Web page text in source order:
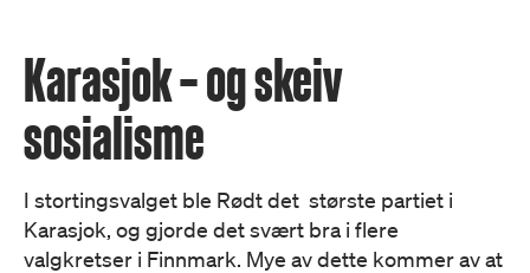
Karasjok – og skeiv
sosialisme
I stortingsvalget ble Rødt det største partiet i
Karasjok, og gjorde det svært bra i flere
valgkretser i Finnmark. Mye av dette kommer av at